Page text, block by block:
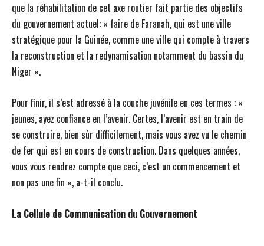
que la réhabilitation de cet axe routier fait partie des objectifs
du gouvernement actuel: « faire de Faranah, qui est une ville
stratégique pour la Guinée, comme une ville qui compte à travers
la reconstruction et la redynamisation notamment du bassin du
Niger ».
Pour finir, il s’est adressé à la couche juvénile en ces termes : «
jeunes, ayez confiance en l’avenir. Certes, l’avenir est en train de
se construire, bien sûr difficilement, mais vous avez vu le chemin
de fer qui est en cours de construction. Dans quelques années,
vous vous rendrez compte que ceci, c’est un commencement et
non pas une fin », a-t-il conclu.
La Cellule de Communication du Gouvernement